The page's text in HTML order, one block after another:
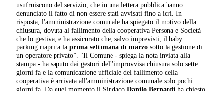
usufruiscono del servizio, che in una lettera pubblica hanno
denunciato il fatto di non essere stati avvisati fino a ieri. In
risposta, l'amministrazione comunale ha spiegato il motivo della
chiusura, dovuta al fallimento della cooperativa Persona e Società
che lo gestiva, e ha assicurato che, salvo imprevisti, il baby
parking riaprirà laprima settimana di marzosotto la gestione di
un operatore privato”. "Il Comune - spiega la nota inviata alla
stampa - ha saputo dai gestori dell'improvvisa chiusura solo sette
giorni fa e la comunicazione ufficiale del fallimento della
cooperativa è arrivata all'amministrazione comunale solo pochi
giorni fa. Da quel momento il SindacoDanilo Bernardi ha chiesto